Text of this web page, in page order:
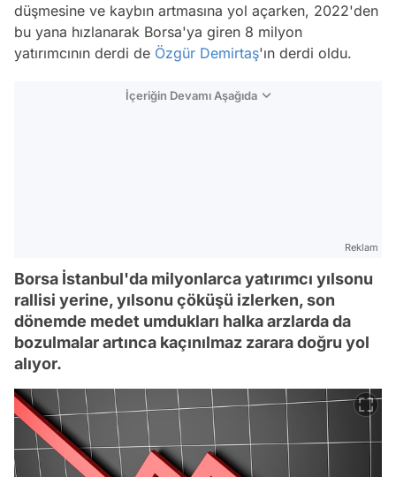
düşmesine ve kaybın artmasına yol açarken, 2022'den
bu yana hızlanarak Borsa'ya giren 8 milyon
yatırımcının derdi de Özgür Demirtaş'ın derdi oldu.
İçeriğin Devamı Aşağıda
Reklam
Borsa İstanbul'da milyonlarca yatırımcı yılsonu
rallisi yerine, yılsonu çöküşü izlerken, son
dönemde medet umdukları halka arzlarda da
bozulmalar artınca kaçınılmaz zarara doğru yol
alıyor.